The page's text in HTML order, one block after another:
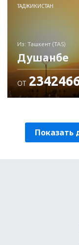
Проверьте
ТАДЖИКИСТАН
из: Ташкент (TAS)
Душанбе
ОТ
Показать